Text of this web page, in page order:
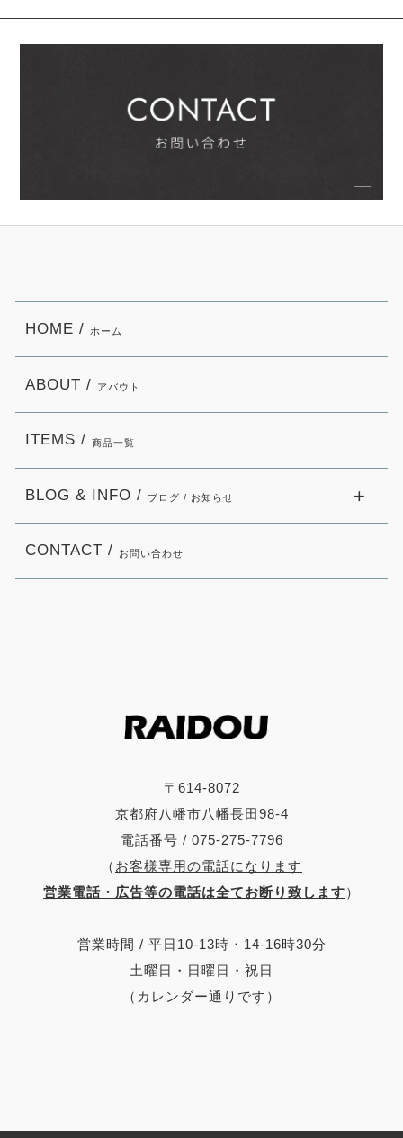
〒614-8072
京都府八幡市八幡長田98-4
電話番号 / 075-275-7796
（ お客様専用の電話になります
営業電話・広告等の電話は全てお断り致します）
営業時間 / 平日10-13時・14-16時30分
土曜日・日曜日・祝日
（カレンダー通りです）
HOME / ホーム
ABOUT / アバウト
ITEMS / 商品一覧
BLOG & INFO / ブログ / お知らせ
CONTACT / お問い合わせ